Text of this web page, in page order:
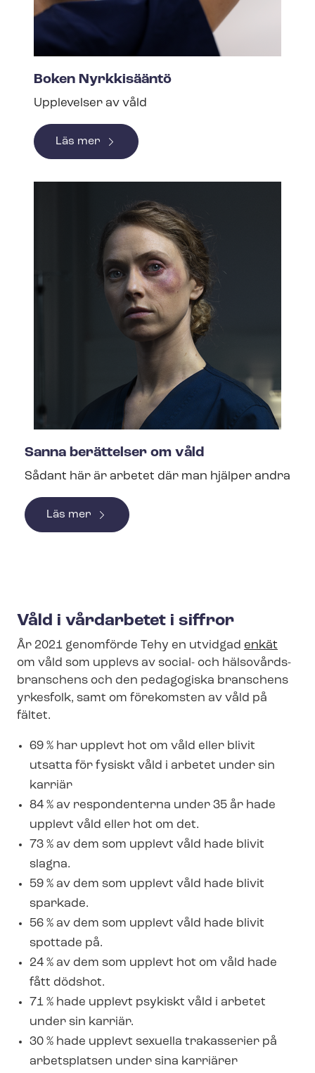
Boken Nyrkkisääntö
Upplevelser av våld
Läs mer
Sanna berättelser om våld
Sådant här är arbetet där man hjälper andra
Läs mer
Våld i vårdarbetet i siffror
År 2021 genomförde Tehy en utvidgad enkät
om våld som upplevs av social- och häl­so­vårds­
bran­schens och den pedagogiska branschens
yrkesfolk, samt om förekomsten av våld på
fältet.
69 % har upplevt hot om våld eller blivit
utsatta för fysiskt våld i arbetet under sin
karriär
84 % av respondenterna under 35 år hade
upplevt våld eller hot om det.
73 % av dem som upplevt våld hade blivit
slagna.
59 % av dem som upplevt våld hade blivit
sparkade.
56 % av dem som upplevt våld hade blivit
spottade på.
24 % av dem som upplevt hot om våld hade
fått dödshot.
71 % hade upplevt psykiskt våld i arbetet
under sin karriär.
30 % hade upplevt sexuella trakasserier på
arbetsplatsen under sina karriärer